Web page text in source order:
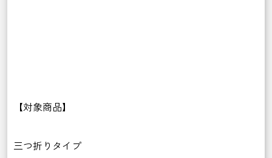
【対象商品】
三つ折りタイプ